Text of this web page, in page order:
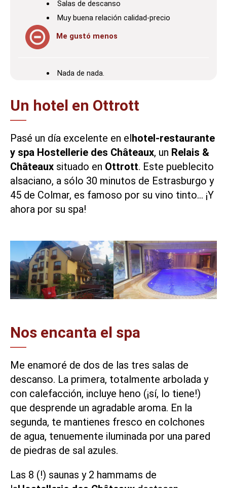
Salas de descanso
Muy buena relación calidad-precio
Me gustó menos
Nada de nada.
Un hotel en Ottrott
Pasé un día excelente en elhotel-restaurante
y spa Hostellerie des Châteaux, un Relais &
Châteaux situado en Ottrott. Este pueblecito
alsaciano, a sólo 30 minutos de Estrasburgo y
45 de Colmar, es famoso por su vino tinto… ¡Y
ahora por su spa!
Nos encanta el spa
Me enamoré de dos de las tres salas de
descanso. La primera, totalmente arbolada y
con calefacción, incluye heno (¡sí, lo tiene!)
que desprende un agradable aroma. En la
segunda, te mantienes fresco en colchones
de agua, tenuemente iluminada por una pared
de piedras de sal azules.
Las 8 (!) saunas y 2 hammams de